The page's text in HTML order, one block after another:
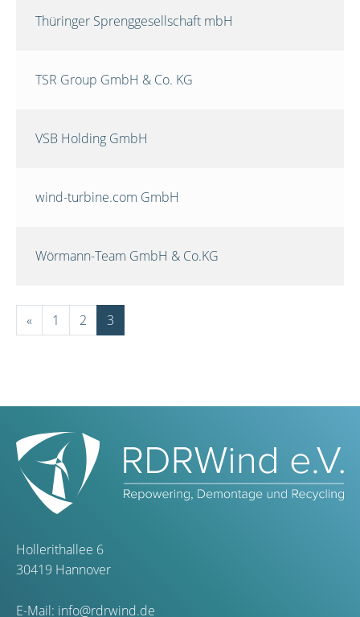
Thüringer Sprenggesellschaft mbH
TSR Group GmbH & Co. KG
VSB Holding GmbH
wind-turbine.com GmbH
Wörmann-Team GmbH & Co.KG
« 1 2 3
Hollerithallee 6
30419 Hannover
E-Mail: info@rdrwind.de